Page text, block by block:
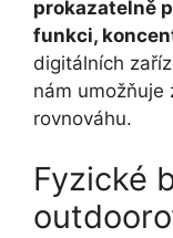
prokazatelně
funkci,
digitálních
nám
rovnováhu.
Fyzické